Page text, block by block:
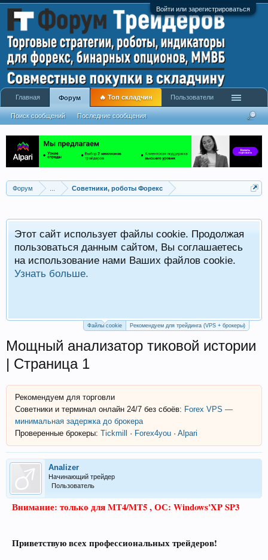
Войти или зарегистрироваться
Форум Советники, роботы Форекс
Этот сайт использует файлы cookie. Продолжая
пользоваться данным сайтом, Вы соглашаетесь
на использование нами Ваших файлов cookie.
Узнать больше.
Файлы cookie Рекомендуем для трейдинга (VPS + брокеры)
Мощный анализатор тиковой истории
| Страница 1
Рекомендуем для торговли
Советники и терминал онлайн 24/7 без сбоёв: Forex VPS —
минимальная задержка до брокера
Проверенные брокеры: Tickmill · Forex4you · Alpari
Analizer
Начинающий трейдер
Пользователь
Внимание: только для MT4/MT5 , ОС: Windows'XP SP3
Приветствую всех профессиональных трейдеров!
Главная Форум
Поиск сообщений Последние сообщения
🔥 Топ складчин Пользователи